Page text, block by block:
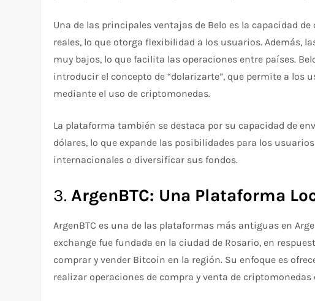
Una de las principales ventajas de Belo es la capacidad
reales, lo que otorga flexibilidad a los usuarios. Además,
muy bajos, lo que facilita las operaciones entre países.
introducir el concepto de “dolarizarte”, que permite a los
mediante el uso de criptomonedas.
La plataforma también se destaca por su capacidad de
dólares, lo que expande las posibilidades para los
internacionales o diversificar sus fondos.
3.ArgenBTC: Una Plataforma
ArgenBTC es una de las plataformas más antiguas en
exchange fue fundada en la ciudad de Rosario, en
comprar y vender Bitcoin en la región. Su enfoque es
realizar operaciones de compra y venta de criptomonedas